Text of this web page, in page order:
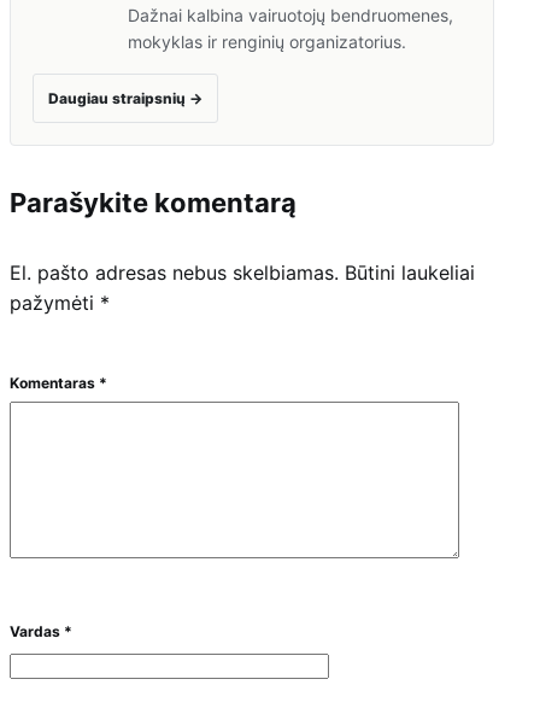
Dažnai kalbina vairuotojų bendruomenes,
mokyklas ir renginių organizatorius.
Daugiau straipsnių →
Parašykite komentarą
El. pašto adresas nebus skelbiamas. Būtini laukeliai
pažymėti *
Komentaras *
Vardas *